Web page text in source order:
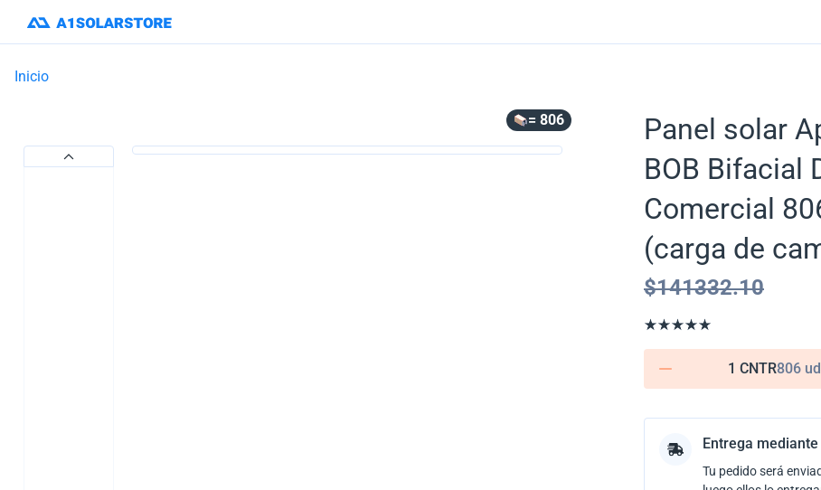
Inicio
= 806
Panel solar
BOB Bifacial
Comercial
(carga de
$141332.10
1 CNTR806
Entrega
Tu pedido será